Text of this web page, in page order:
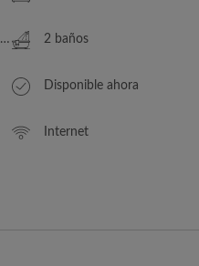
2 baños
Disponible ahora
Internet